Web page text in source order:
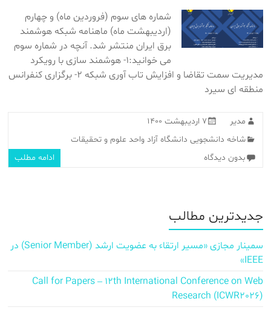
شماره های سوم (فروردین ماه) و چهارم
(اردیبهشت ماه) ماهنامه شبکه هوشمند
برق ایران منتشر شد. آنچه در شماره سوم
می خوانید:۱- هوشمند سازی با رویکرد
مدیریت سمت تقاضا و افزایش تاب آوری شبکه ۲- برگزاری کنفرانس
منطقه ای سیرد
مدیر
۷ اردیبهشت ۱۴۰۰
شاخه دانشجویی دانشگاه آزاد واحد علوم و تحقیقات
بدون دیدگاه
ادامه مطلب
جدیدترین مطالب
سمینار مجازی «مسیر ارتقاء به عضویت ارشد (Senior Member) در
IEEE»
Call for Papers – 12th International Conference on Web
Research (ICWR2026)